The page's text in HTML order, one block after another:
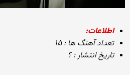
اطلاعات:
تعداد آهنگ ها : ۱۵
تاریخ انتشار : ؟